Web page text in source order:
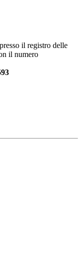
il registro delle
il numero